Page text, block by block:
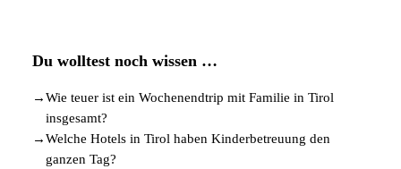
Du wolltest noch wissen …
→Wie teuer ist ein Wochenendtrip mit Familie in Tirol
insgesamt?
→Welche Hotels in Tirol haben Kinderbetreuung den
ganzen Tag?